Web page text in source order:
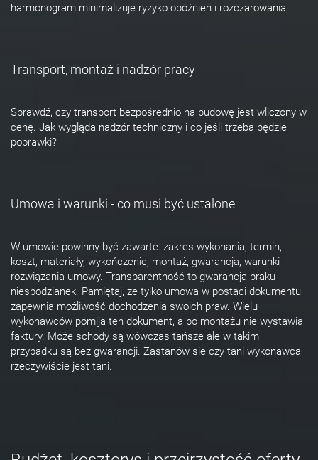
harmonogram minimalizuje ryzyko opóźnień i rozczarowania.
Transport, montaż i nadzór pracy
Sprawdź, czy transport bezpośrednio na budowę jest wliczony w
cenę. Jak wygląda nadzór techniczny i co jeśli trzeba będzie
poprawki?
Umowa i warunki - co musi być ustalone
W umowie powinny być zawarte: zakres wykonania, termin,
koszt, materiały, wykończenie, montaż, gwarancja, warunki
rozwiązania umowy. Transparentność to gwarancja braku
niespodzianek. Pamiętaj, ze tylko umowa w postaci dokumentu
zapewnia możliwość dochodzenia swoich praw. Wielu
wykonawców pomija ten dokument, a po montażu nie wystawia
faktury. Może schody są wówczas tańsze ale w takim
przypadku są bez gwarancji. Zastanów sie czy tani wykonawca
rzeczywiście jest tani.